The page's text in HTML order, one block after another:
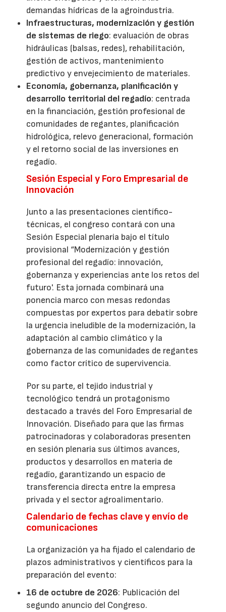
demandas hídricas de la agroindustria.
Infraestructuras, modernización y gestión
de sistemas de riego: evaluación de obras
hidráulicas (balsas, redes), rehabilitación,
gestión de activos, mantenimiento
predictivo y envejecimiento de materiales.
Economía, gobernanza, planificación y
desarrollo territorial del regadío: centrada
en la financiación, gestión profesional de
comunidades de regantes, planificación
hidrológica, relevo generacional, formación
y el retorno social de las inversiones en
regadío.
Sesión Especial y Foro Empresarial de
Innovación
Junto a las presentaciones científico-
técnicas, el congreso contará con una
Sesión Especial plenaria bajo el título
provisional “Modernización y gestión
profesional del regadío: innovación,
gobernanza y experiencias ante los retos del
futuro'. Esta jornada combinará una
ponencia marco con mesas redondas
compuestas por expertos para debatir sobre
la urgencia ineludible de la modernización, la
adaptación al cambio climático y la
gobernanza de las comunidades de regantes
como factor crítico de supervivencia.
Por su parte, el tejido industrial y
tecnológico tendrá un protagonismo
destacado a través del Foro Empresarial de
Innovación. Diseñado para que las firmas
patrocinadoras y colaboradoras presenten
en sesión plenaria sus últimos avances,
productos y desarrollos en materia de
regadío, garantizando un espacio de
transferencia directa entre la empresa
privada y el sector agroalimentario.
Calendario de fechas clave y envío de
comunicaciones
La organización ya ha fijado el calendario de
plazos administrativos y científicos para la
preparación del evento:
16 de octubre de 2026: Publicación del
segundo anuncio del Congreso.